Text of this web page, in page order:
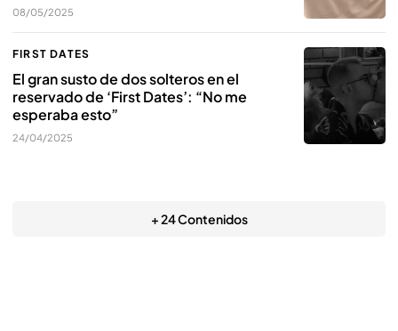
08/05/2025
FIRST DATES
El gran susto de dos solteros en el
reservado de ‘First Dates’: “No me
esperaba esto”
24/04/2025
+ 24 Contenidos